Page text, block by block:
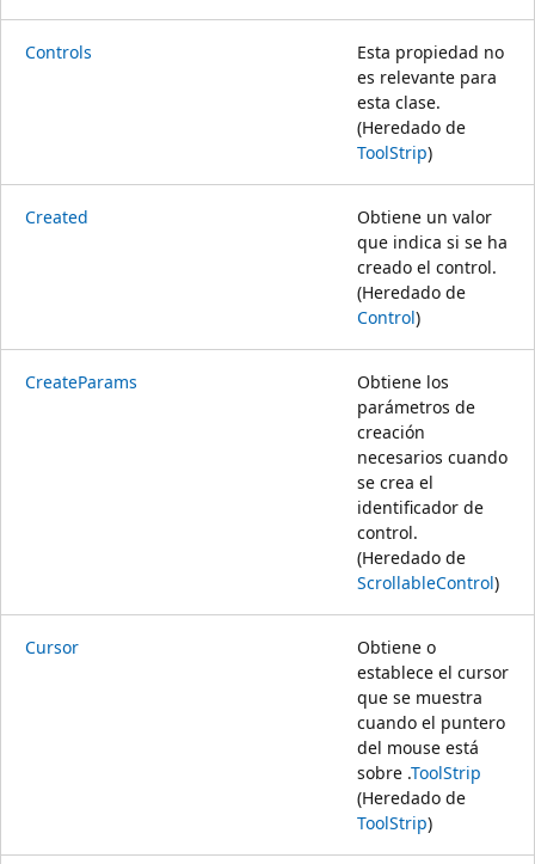
Controls
Esta propiedad no
es relevante para
esta clase.
(Heredado de
ToolStrip)
Created
Obtiene un valor
que indica si se ha
creado el control.
(Heredado de
Control)
CreateParams
Obtiene los
parámetros de
creación
necesarios cuando
se crea el
identificador de
control.
(Heredado de
ScrollableControl)
Cursor
Obtiene o
establece el cursor
que se muestra
cuando el puntero
del mouse está
sobre .ToolStrip
(Heredado de
ToolStrip)